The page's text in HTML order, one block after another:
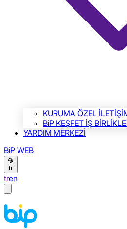
KURUMA ÖZEL
BiP KEŞFET İŞ
YARDIM MERKEZİ
BiP WEB
tr
tren